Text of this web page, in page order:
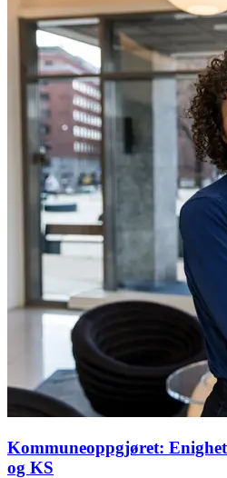
Kommuneoppgjøret:
og KS